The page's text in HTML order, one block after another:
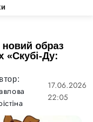
образ
«Скубі-Ду:
17.06.2026
22:05